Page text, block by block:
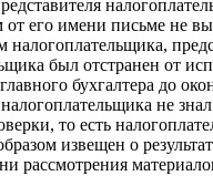
от его имени письме не
налогоплательщика,
был отстранен от
бухгалтера до
не
то есть
извещен о
рассмотрения